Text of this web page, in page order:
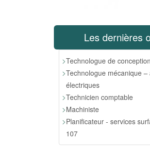
Les dernières
Technologue de
Technologue mécanique –
électriques
Technicien comptable
Machiniste
Planificateur - services
107